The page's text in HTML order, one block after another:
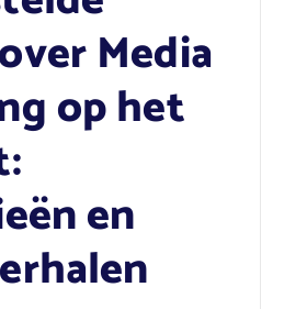
Media
op het
en